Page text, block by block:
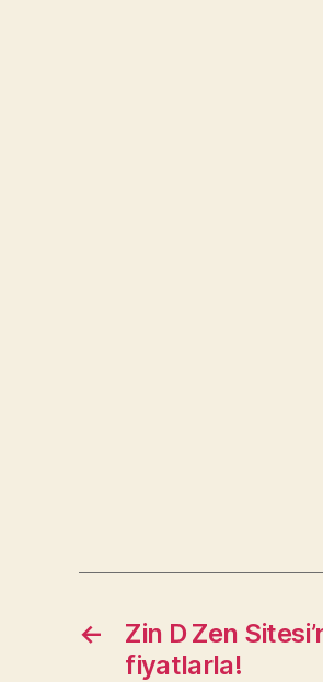
←
Zin D Zen
fiyatlarla!